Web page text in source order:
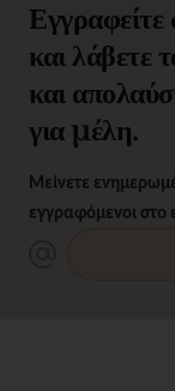
Εγγραφείτε
και λάβετε
και
για μέλη.
Μείνετε
εγγραφόμενοι στο